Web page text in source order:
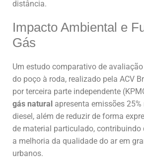
distância.
Impacto Ambiental e
Gás
Um estudo comparativo de
do poço à roda, realizado pela ACV
por terceira parte independente
gás natural apresenta emissões
diesel, além de reduzir de forma
de material particulado, contribuindo
a melhoria da qualidade do ar em
urbanos.